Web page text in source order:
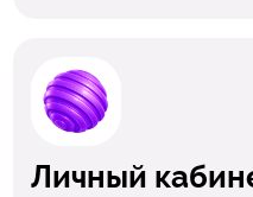
Личный